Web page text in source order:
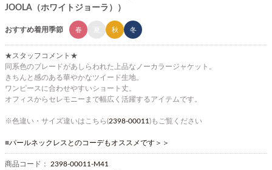
JOOLA（ホワイトジョーラ））
おすすめ着用季節 春 秋 冬
★スタッフコメント★
同系色のブレードがあしらわれた上品なノーカラージャケット。
きちんと感のある華やかなツイード生地。
ワンピースに合わせやすいショート丈。
オフィスからセレモニーまで幅広く活躍するアイテムです。
※色違い・サイズ違いはこちら(2398-00011)もご覧ください
■パールネックレスとのコーデもオススメです＞＞
商品コード： 2398-00011-M41